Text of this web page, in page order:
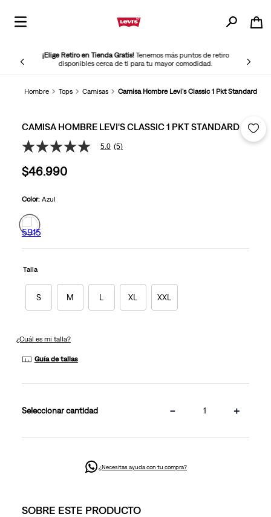
¡Elige Retiro en Tienda Gratis!Tenemos más puntos de retiro
disponibles cerca de ti para tu mayor comodidad.
Hombre Tops Camisas Camisa Hombre Levi's Classic 1 Pkt Standard
CAMISA HOMBRE LEVI'S CLASSIC 1 PKT STANDARD
5.0
5
estrellas,
medio
valoración.
Read
5
en
misma
página.
5.0 (5)
$46.990
Color: Azul
Talla
S M L XL XXL
¿Cuál es mi talla?
Guía de tallas
cantidad ＋
－
¿Necesitas ayuda con tu compra?
SOBRE ESTE PRODUCTO